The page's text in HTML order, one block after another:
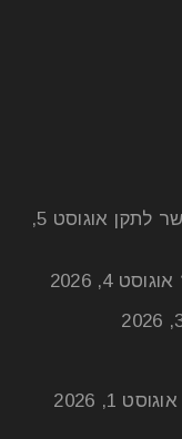
לתקן
אוגוסט 5,
אוגוסט 4, 2026
אוגוסט 1, 2026